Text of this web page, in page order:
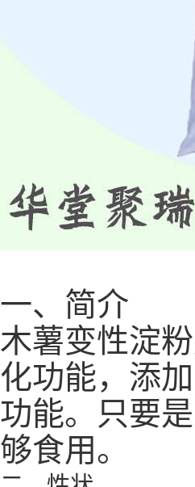
一、简介
木薯变性淀
化功能，添
功能。只要
够食用。